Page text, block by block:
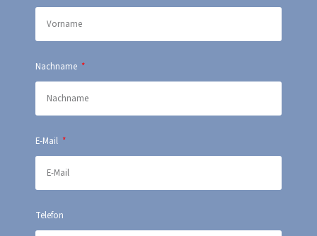
Nachname
E-Mail
Telefon